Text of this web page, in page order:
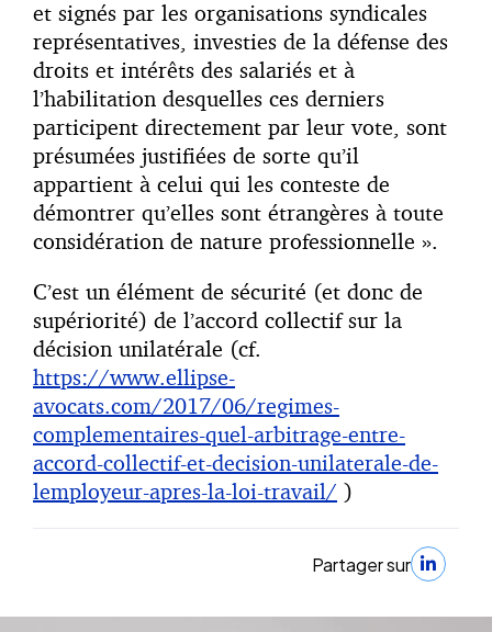
et signés par les organisations syndicales
représentatives, investies de la défense des
droits et intérêts des salariés et à
l’habilitation desquelles ces derniers
participent directement par leur vote, sont
présumées justifiées de sorte qu’il
appartient à celui qui les conteste de
démontrer qu’elles sont étrangères à toute
considération de nature professionnelle ».
C’est un élément de sécurité (et donc de
supériorité) de l’accord collectif sur la
décision unilatérale (cf.
https://www.ellipse-
avocats.com/2017/06/regimes-
complementaires-quel-arbitrage-entre-
accord-collectif-et-decision-unilaterale-de-
lemployeur-apres-la-loi-travail/ )
Partager sur